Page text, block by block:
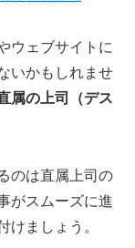
ウェブサイトに
いかもしれませ
属の上司（デス
のは直属上司の
がスムーズに進
けましょう。